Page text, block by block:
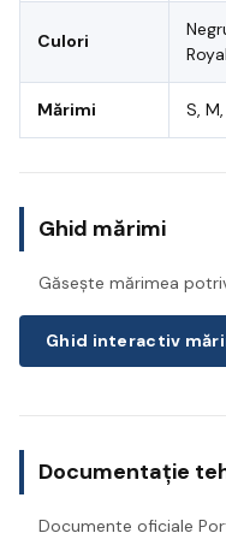
Culori
Royal
Mărimi S,
Ghid mărimi
Găsește mărimea
Ghid interactiv
Documentație
Documente oficiale